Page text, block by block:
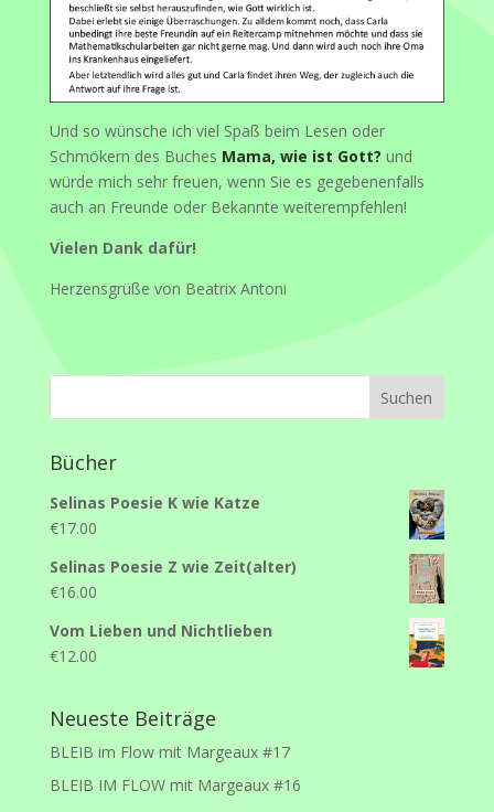
Und so wünsche ich viel Spaß beim Lesen oder
Schmökern des Buches Mama, wie ist Gott? und
würde mich sehr freuen, wenn Sie es gegebenenfalls
auch an Freunde oder Bekannte weiterempfehlen!
Vielen Dank dafür!
Herzensgrüße von Beatrix Antoni
Bücher
Selinas Poesie K wie Katze
€17.00
Selinas Poesie Z wie Zeit(alter)
€16.00
Vom Lieben und Nichtlieben
€12.00
Neueste Beiträge
BLEIB im Flow mit Margeaux #17
BLEIB IM FLOW mit Margeaux #16